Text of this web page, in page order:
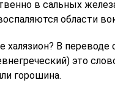
в сальных
области
халязион? В переводе
это
горошина.